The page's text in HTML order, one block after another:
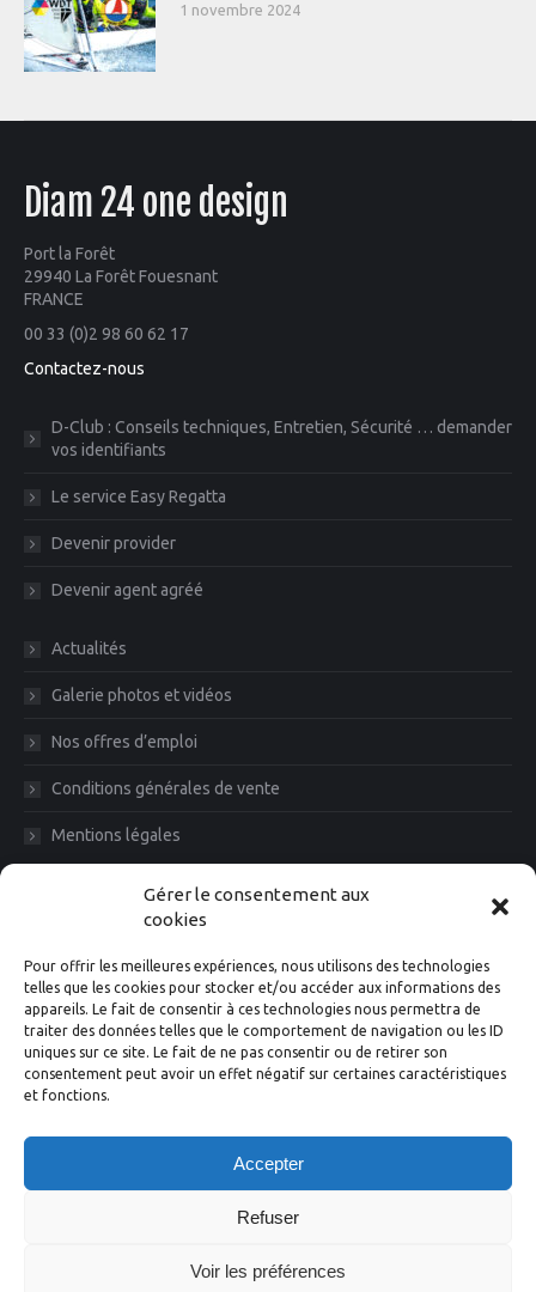
Gérer le consentement aux
cookies
Pour offrir les meilleures expériences, nous utilisons des technologies
telles que les cookies pour stocker et/ou accéder aux informations des
appareils. Le fait de consentir à ces technologies nous permettra de
traiter des données telles que le comportement de navigation ou les ID
uniques sur ce site. Le fait de ne pas consentir ou de retirer son
consentement peut avoir un effet négatif sur certaines caractéristiques
et fonctions.
Accepter
Refuser
Voir les préférences
1 novembre 2024
Diam 24 one design
Port la Forêt
29940 La Forêt Fouesnant
FRANCE
00 33 (0)2 98 60 62 17
Contactez-nous
D-Club : Conseils techniques, Entretien, Sécurité … demander
vos identifiants
Le service Easy Regatta
Devenir provider
Devenir agent agréé
Actualités
Galerie photos et vidéos
Nos offres d’emploi
Conditions générales de vente
Mentions légales
Diam News, Restons en contact
Facebook
Instagram
X LinkedIn
YouTube